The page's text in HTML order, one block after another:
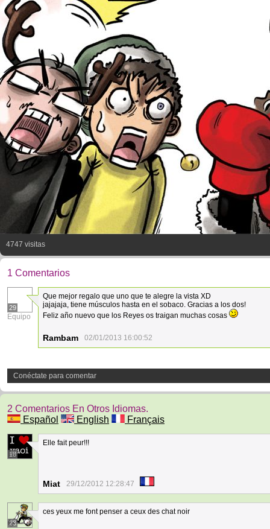
4747 visitas
1 Comentarios
29
Equipo
Que mejor regalo que uno que te alegre la vista XD
jajajaja, tiene músculos hasta en el sobaco. Gracias a los dos!
Feliz año nuevo que los Reyes os traigan muchas cosas
Rambam 02/01/2013 16:00:52
Conéctate para comentar
2 Comentarios En Otros Idiomas.
Español
English Français
18
Elle fait peur!!!
Miat 29/12/2012 12:28:47
23
ces yeux me font penser a ceux des chat noir